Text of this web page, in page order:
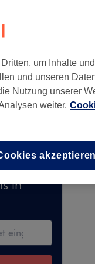
Treatwell
Dort warten
in
um Inhalte
und unseren
Nutzung unserer
weiter.
akzeptieren